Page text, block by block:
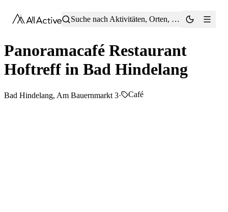
® Suche nach Aktivitäten, Orten, Tipps …
Panoramacafé Restaurant
Hoftreff in Bad Hindelang
Bad Hindelang, Am Bauernmarkt 3· Café